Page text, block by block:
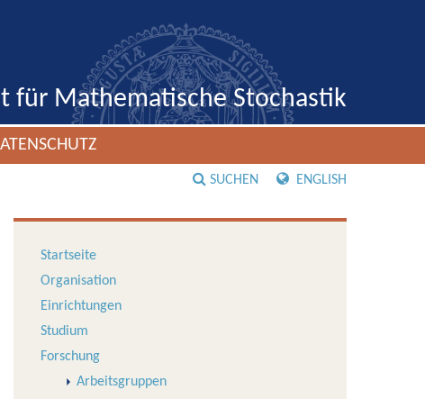
für Mathematische Stochastik
SUCHEN ENGLISH
Startseite
Organisation
Einrichtungen
Studium
Forschung
Arbeitsgruppen